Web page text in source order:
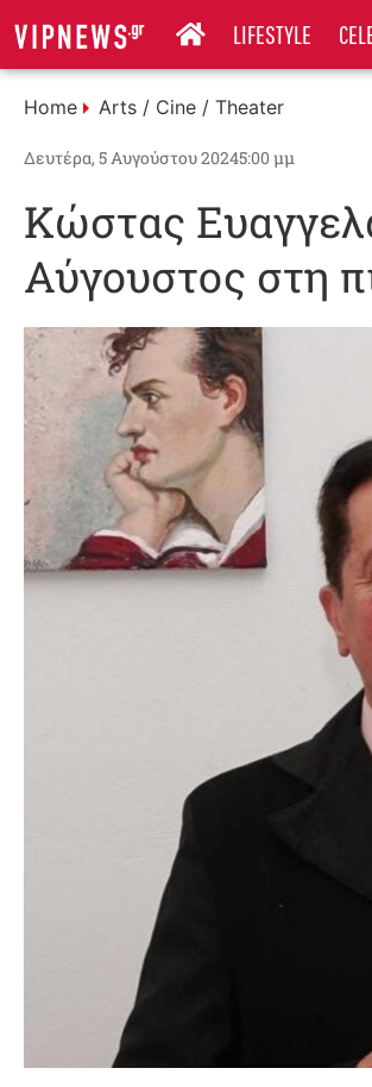
LIFESTYLE
Home Arts / Cine / Theater
Δευτέρα, 5 Αυγούστου 20245:00 μμ
Κώστας
Αύγουστος στη